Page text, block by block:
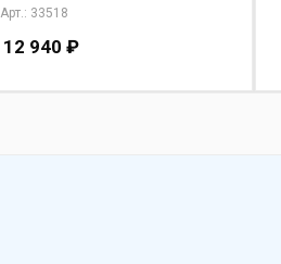
Арт.: 33518
12 940 ₽